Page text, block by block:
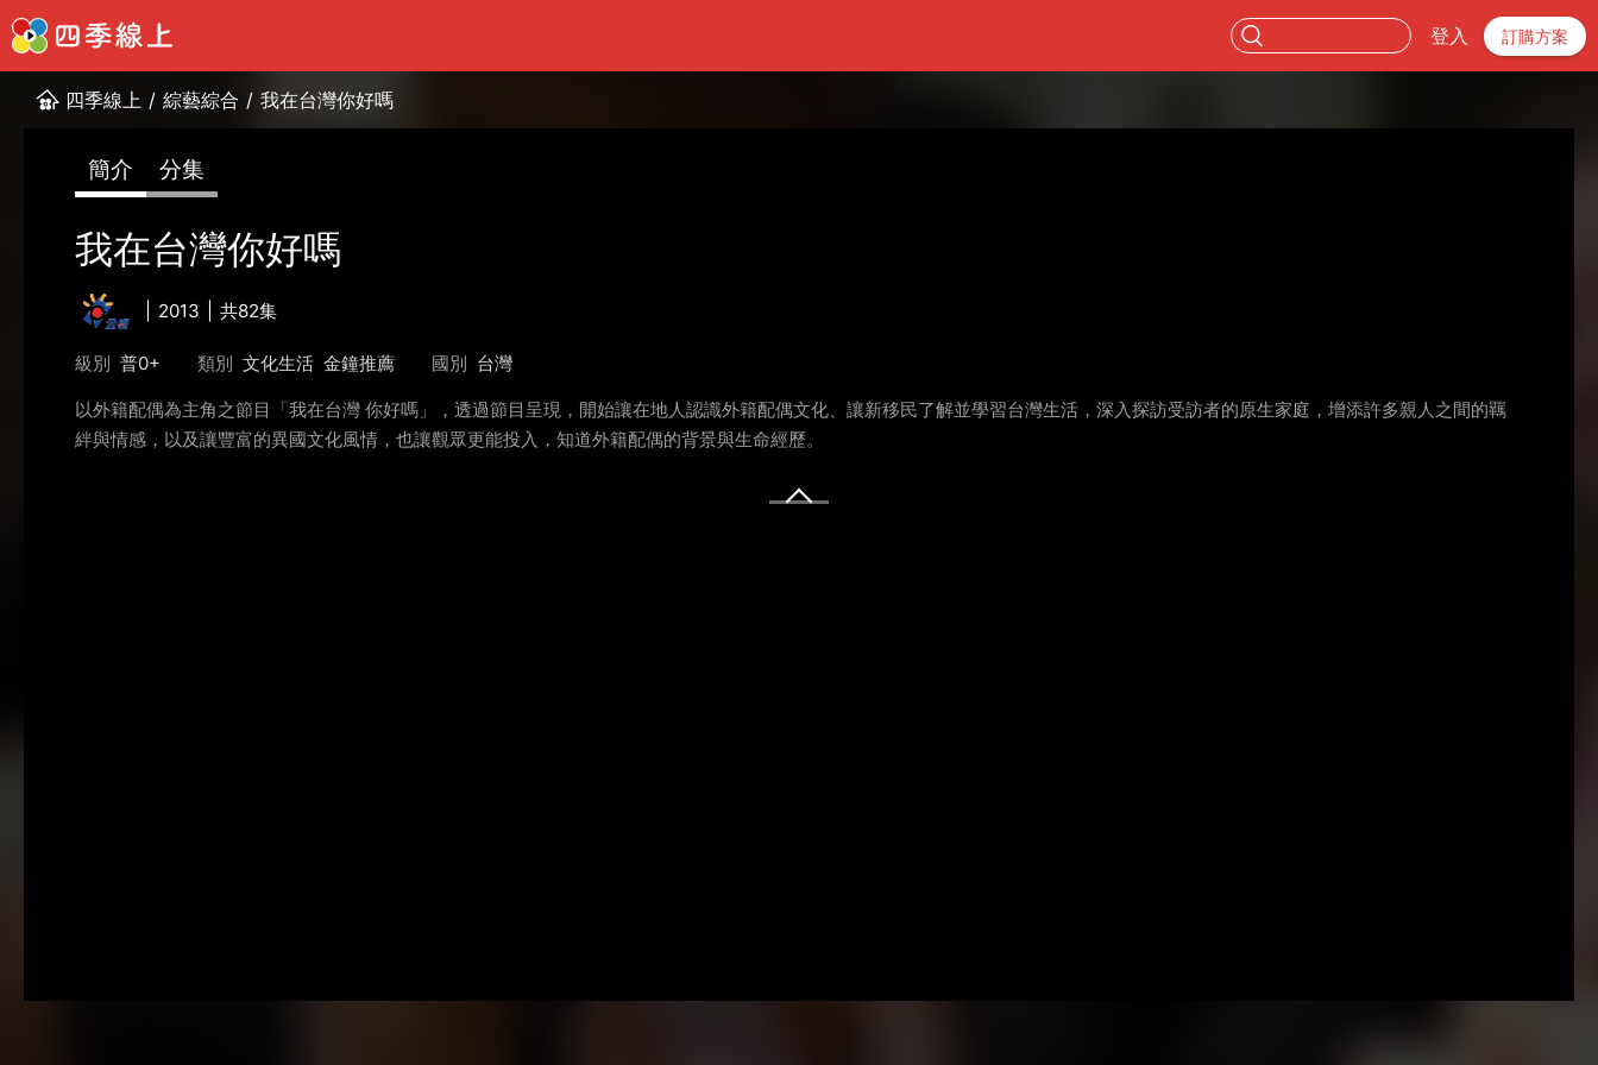
登入 訂購方案
四季線上 / 綜藝綜合 / 我在台灣你好嗎
簡介 分集
我在台灣你好嗎
2013 共82集
級別 普0+ 類別 文化生活 金鐘推薦 國別 台灣
以外籍配偶為主角之節目「我在台灣 你好嗎」，透過節目呈現，開始讓在地人認識外籍配偶文化、讓新移民了解並學習台灣生活，深入探訪受訪者的原生家庭，增添許多親人之間的羈
絆與情感，以及讓豐富的異國文化風情，也讓觀眾更能投入，知道外籍配偶的背景與生命經歷。